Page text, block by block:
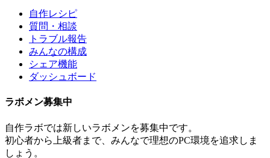
自作レシピ
質問・相談
トラブル報告
みんなの構成
シェア機能
ダッシュボード
ラボメン募集中
自作ラボでは新しいラボメンを募集中です。
初心者から上級者まで、みんなで理想のPC環境を追求しま
しょう。